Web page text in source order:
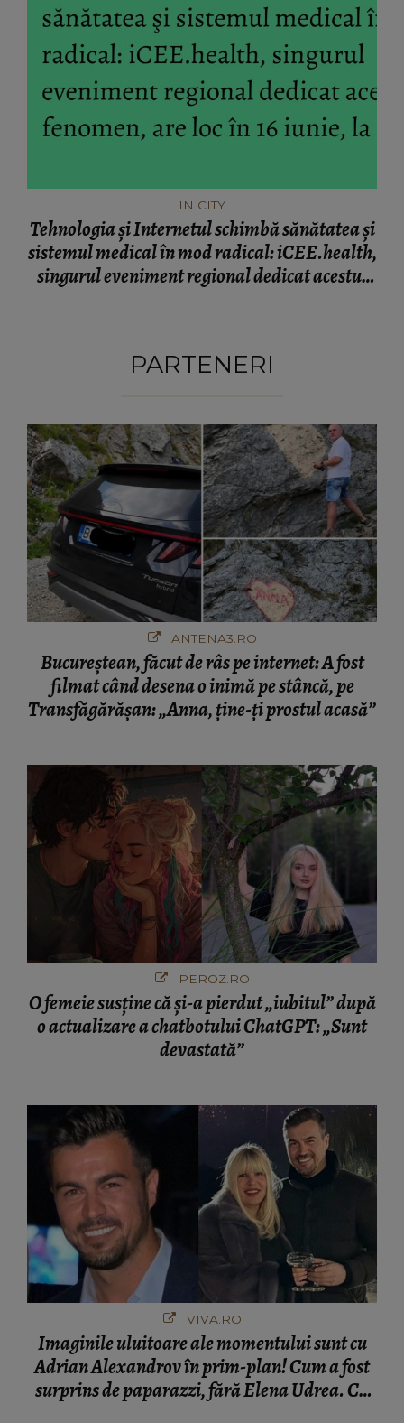
IN CITY
Tehnologia şi Internetul schimbă sănătatea şi
sistemul medical în mod radical: iCEE.health,
singurul eveniment regional dedicat acestui
PARTENERI
ANTENA3.RO
Bucureștean, făcut de râs pe internet: A fost
filmat când desena o inimă pe stâncă, pe
Transfăgărășan: „Anna, ține-ți prostul acasă”
PEROZ.RO
O femeie susține că și-a pierdut „iubitul” după
o actualizare a chatbotului ChatGPT: „Sunt
devastată”
VIVA.RO
Imaginile uluitoare ale momentului sunt cu
Adrian Alexandrov în prim-plan! Cum a fost
surprins de paparazzi, fără Elena Udrea. Cu